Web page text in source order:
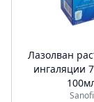
Лазолван
ингаляции
Sanofi